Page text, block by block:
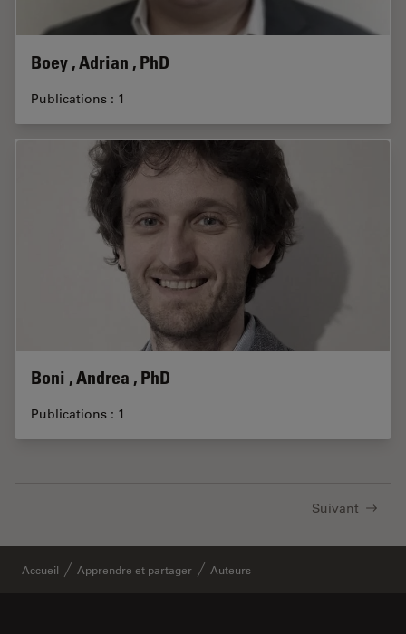
Boey , Adrian , PhD
Publications : 1
Boni , Andrea , PhD
Publications : 1
Suivant
Accueil Apprendre et partager Auteurs